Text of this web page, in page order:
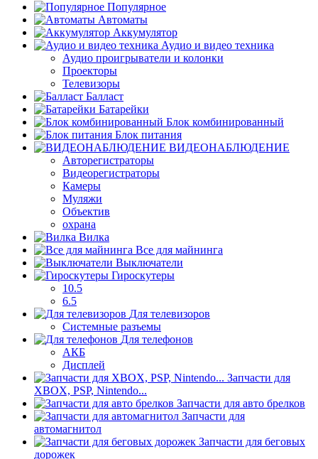
Популярное
Автоматы
Аккумулятор
Аудио и видео техника
Аудио проигрыватели и колонки
Проекторы
Телевизоры
Балласт
Батарейки
Блок комбинированный
Блок питания
ВИДЕОНАБЛЮДЕНИЕ
Авторегистраторы
Видеорегистраторы
Камеры
Муляжи
Объектив
охрана
Вилка
Все для майнинга
Выключатели
Гироскутеры
10.5
6.5
Для телевизоров
Системные разъемы
Для телефонов
АКБ
Дисплей
Запчасти для
XBOX, PSP, Nintendo...
Запчасти для авто брелков
Запчасти для
автомагнитол
Запчасти для беговых
дорожек